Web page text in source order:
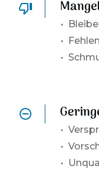
•
•
•
•
•
•